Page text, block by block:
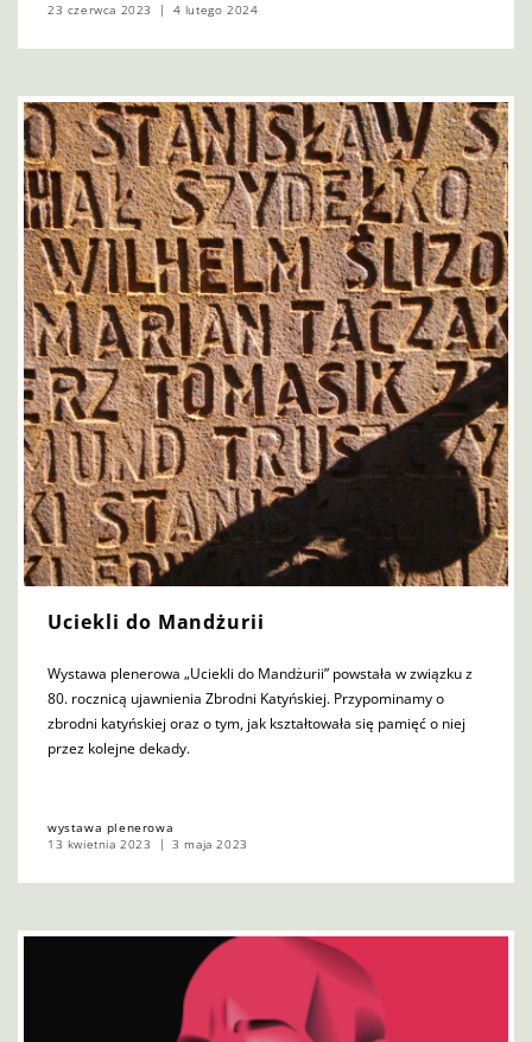
23 czerwca 2023
4 lutego 2024
Uciekli do Mandżurii
Wystawa plenerowa „Uciekli do Mandżurii” powstała w związku z
80. rocznicą ujawnienia Zbrodni Katyńskiej. Przypominamy o
zbrodni katyńskiej oraz o tym, jak kształtowała się pamięć o niej
przez kolejne dekady.
wystawa plenerowa
13 kwietnia 2023
3 maja 2023